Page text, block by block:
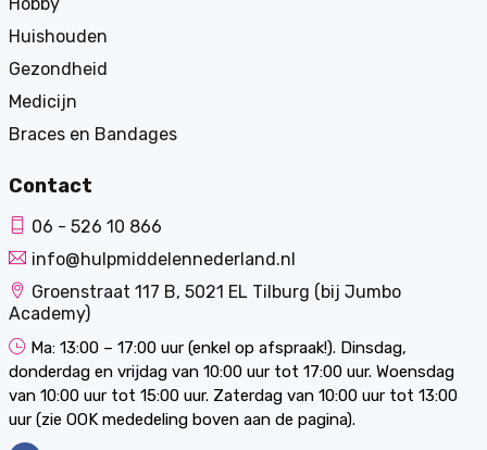
Huishouden
Gezondheid
Medicijn
Braces en Bandages
Contact
06 - 526 10 866
info@hulpmiddelennederland.nl
Groenstraat 117 B, 5021 EL Tilburg (bij Jumbo
Academy)
Ma: 13:00 – 17:00 uur (enkel op afspraak!). Dinsdag,
donderdag en vrijdag van 10:00 uur tot 17:00 uur. Woensdag
van 10:00 uur tot 15:00 uur. Zaterdag van 10:00 uur tot 13:00
uur (zie OOK mededeling boven aan de pagina).